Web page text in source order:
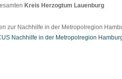
Kreis Herzogtum Lauenburg
zur Nachhilfe in der Metropolregion
Nachhilfe in der Metropolregion